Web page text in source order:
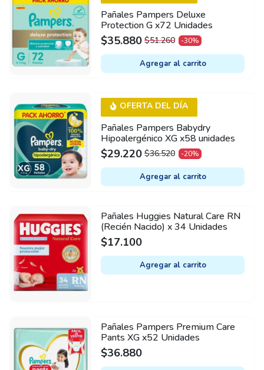
Pañales Pampers Deluxe
Protection G x72 Unidades
$51.260
ORIGINAL
PRICE
WAS:
$35.880
CURRENT
PRICE
IS:
-30%
Agregar al carrito
Pañales Pampers Babydry
Hipoalergénico XG x58 unidades
OFERTA DEL DÍA
$36.520
ORIGINAL
PRICE
WAS:
$29.220
CURRENT
PRICE
IS:
-20%
Agregar al carrito
Pañales Huggies Natural Care RN
(Recién Nacido) x 34 Unidades
$17.100
Agregar al carrito
Pañales Pampers Premium Care
Pants XG x52 Unidades
$36.880